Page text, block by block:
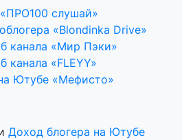
слушай»
«Blondinka Drive»
канала «Мир Пэки»
канала «FLEYY»
Ютубе «Мефисто»
Доход блогера на Ютубе